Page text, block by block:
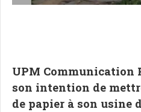
UPM Communication
son intention de
de papier à son usine